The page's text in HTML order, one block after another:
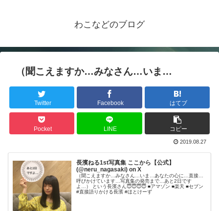
わこなどのブログ
（聞こえますか…みなさん…いま…
Twitter Facebook はてブ
Pocket LINE コピー
2019.08.27
長濱ねる1st写真集 ここから【公式】
(@neru_nagasaki) on X
（聞こえますか…みなさん…いま…あなたの心に…直接…
呼びかけています…写真集の発売まで…あと2日です
よ…） という長濱さん😇😇😇😇 ■アマゾン ■楽天 ■セブン
#直接語りかける長濱 #ほとけーず